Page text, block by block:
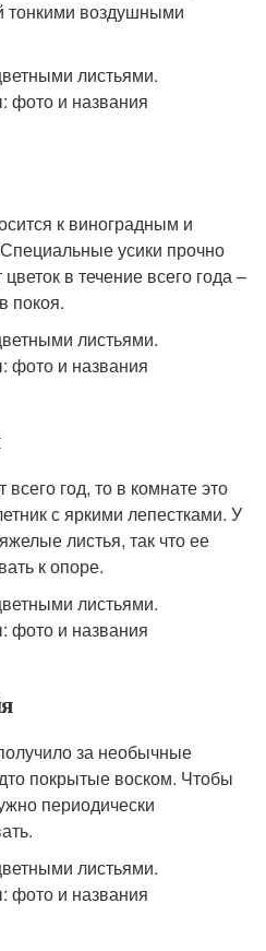
тонкими воздушными
к виноградным и
усики прочно
в течение всего года –
покоя.
год, то в комнате это
с яркими лепестками. У
листья, так что ее
к опоре.
за необычные
покрытые воском. Чтобы
периодически